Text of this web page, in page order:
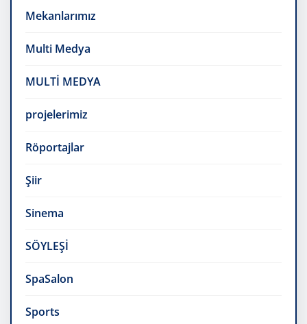
Mekanlarımız
Multi Medya
MULTİ MEDYA
projelerimiz
Röportajlar
Şiir
Sinema
SÖYLEŞİ
SpaSalon
Sports